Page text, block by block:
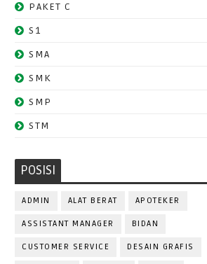
PAKET C
S1
SMA
SMK
SMP
STM
POSISI
ADMIN ALAT BERAT APOTEKER
ASSISTANT MANAGER BIDAN
CUSTOMER SERVICE DESAIN GRAFIS